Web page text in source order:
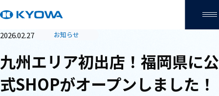
2026.02.27 お知らせ
九州エリア初出店！福岡県に公
式SHOPがオープンしました！